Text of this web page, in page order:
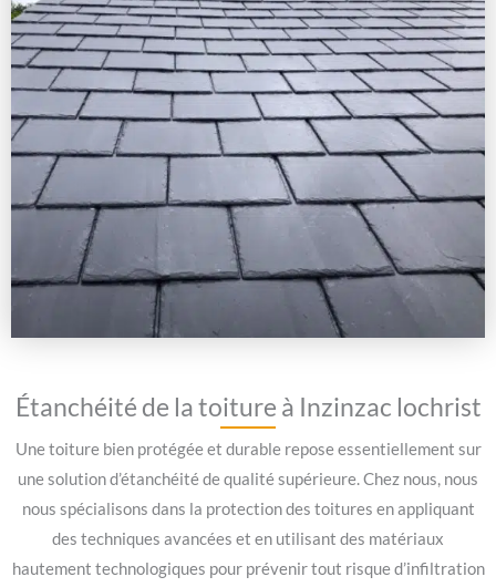
Étanchéité de la toiture à Inzinzac lochrist
Une toiture bien protégée et durable repose essentiellement sur
une solution d’étanchéité de qualité supérieure. Chez nous, nous
nous spécialisons dans la protection des toitures en appliquant
des techniques avancées et en utilisant des matériaux
hautement technologiques pour prévenir tout risque d’infiltration